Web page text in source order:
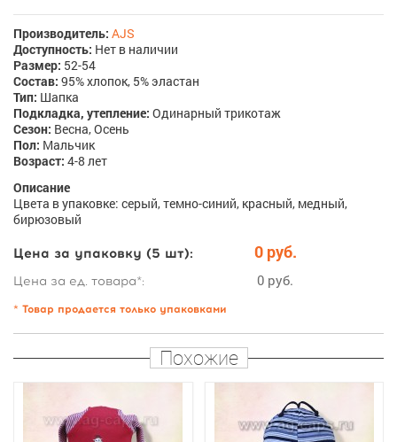
Производитель: AJS
Доступность: Нет в наличии
Размер: 52-54
Состав: 95% хлопок, 5% эластан
Тип: Шапка
Подкладка, утепление: Одинарный трикотаж
Сезон: Весна, Осень
Пол: Мальчик
Возраст: 4-8 лет
Описание
Цвета в упаковке: серый, темно-синий, красный, медный,
бирюзовый
Цена за упаковку (5 шт): 0 руб.
Цена за ед. товара*: 0 руб.
* Товар продается только упаковками
Похожие